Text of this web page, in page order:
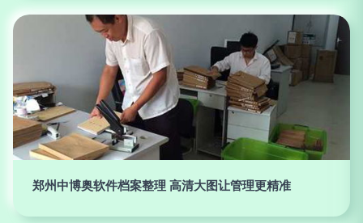
郑州中博奥软件档案整理 高清大图让管理更精准